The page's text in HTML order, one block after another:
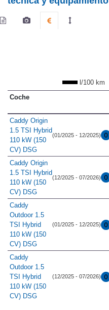
l/100 km
Coche
Caddy Origin
1.5 TSI Hybrid
110 kW (150
CV) DSG
(01/2025 - 12/2025)
Caddy Origin
1.5 TSI Hybrid
110 kW (150
CV) DSG
(12/2025 - 07/2026)
Caddy
Outdoor 1.5
TSI Hybrid
110 kW (150
CV) DSG
(01/2025 - 12/2025)
Caddy
Outdoor 1.5
TSI Hybrid
110 kW (150
CV) DSG
(12/2025 - 07/2026)